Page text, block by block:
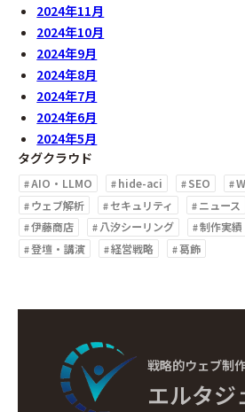
2024年11月
2024年10月
2024年9月
2024年8月
2024年7月
2024年6月
2024年5月
タグクラウド
AIO・LLMO hide-aci SEO
ウェブ解析
セキュリティ ニュース
伊藤商店
八汐シーリング 制作実績
登壇・講演
経営戦略 葛飾
戦略的ウェブ制
エルタジ